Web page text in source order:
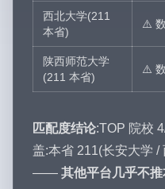
西北大学(211
本省)
⚠️
陕西师范大学
(211 本省)
⚠️
匹配度结论:TOP 院校
盖:本省 211(长安大学 /
—— 其他平台几乎不